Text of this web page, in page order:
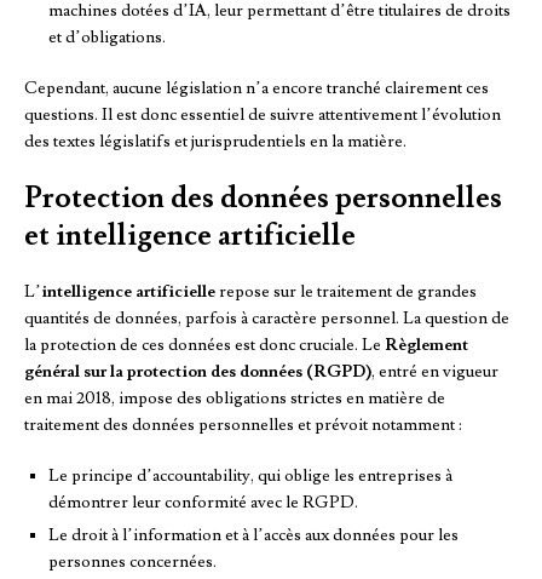
machines dotées d’IA, leur permettant d’être titulaires de droits
et d’obligations.
Cependant, aucune législation n’a encore tranché clairement ces
questions. Il est donc essentiel de suivre attentivement l’évolution
des textes législatifs et jurisprudentiels en la matière.
Protection des données personnelles
et intelligence artificielle
L’intelligence artificiellerepose sur le traitement de grandes
quantités de données, parfois à caractère personnel. La question de
la protection de ces données est donc cruciale. Le Règlement
général sur la protection des données (RGPD), entré en vigueur
en mai 2018, impose des obligations strictes en matière de
traitement des données personnelles et prévoit notamment :
Le principe d’accountability, qui oblige les entreprises à
démontrer leur conformité avec le RGPD.
Le droit à l’information et à l’accès aux données pour les
personnes concernées.